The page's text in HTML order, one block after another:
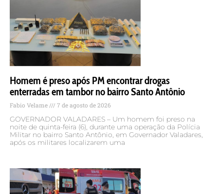
Homem é preso após PM encontrar drogas
enterradas em tambor no bairro Santo Antônio
Fabio Velame 7 de agosto de 2026
GOVERNADOR VALADARES – Um homem foi preso na
noite de quinta-feira (6), durante uma operação da Polícia
Militar no bairro Santo Antônio, em Governador Valadares,
após os militares localizarem uma